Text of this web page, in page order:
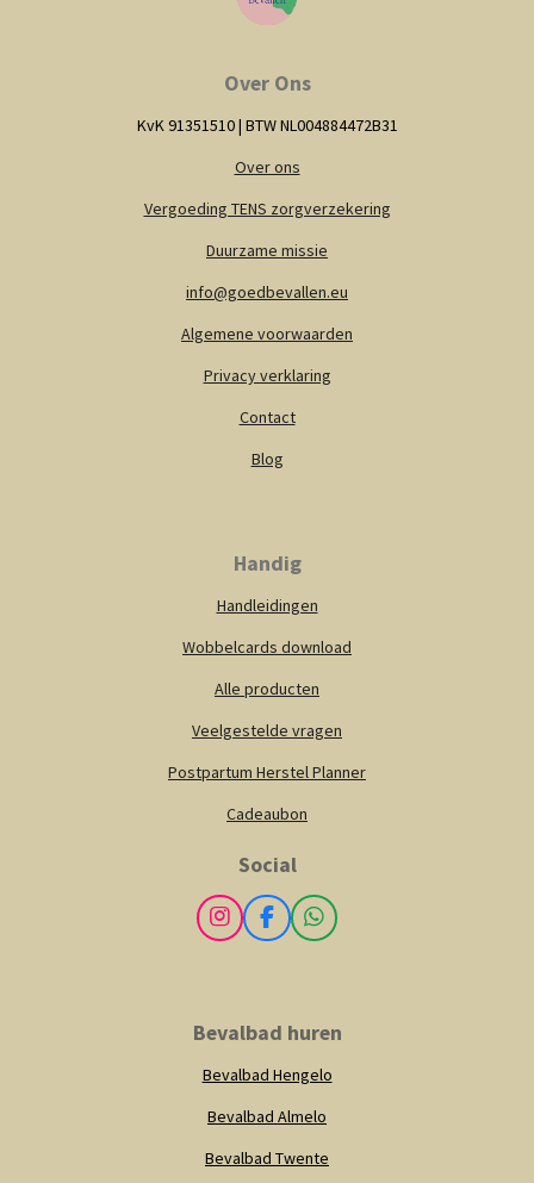
Over Ons
KvK 91351510 | BTW NL004884472B31
Over ons
Vergoeding TENS zorgverzekering
Duurzame missie
info@goedbevallen.eu
Algemene voorwaarden
Privacy verklaring
Contact
Blog
Handig
Handleidingen
Wobbelcards download
Alle producten
Veelgestelde vragen
Postpartum Herstel Planner
Cadeaubon
Social
I
n
g
a
F
a
o
k
W
h
A
p
Bevalbad huren
Bevalbad Hengelo
Bevalbad Almelo
Bevalbad Twente